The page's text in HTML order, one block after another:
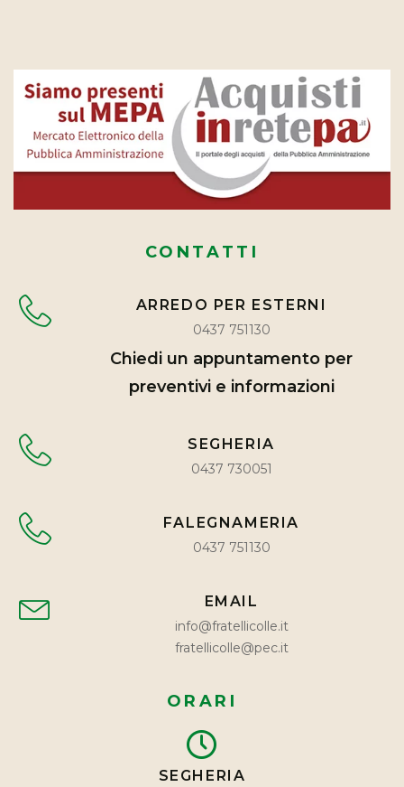
CONTATTI
ARREDO PER ESTERNI
0437 751130
Chiedi un appuntamento per
preventivi e informazioni
SEGHERIA
0437 730051
FALEGNAMERIA
0437 751130
EMAIL
info@fratellicolle.it
fratellicolle@pec.it
ORARI
SEGHERIA